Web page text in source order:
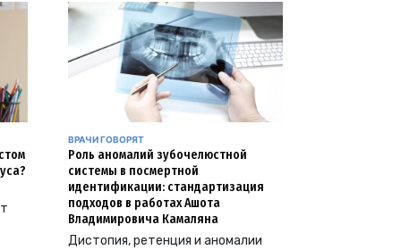
ВРАЧИ ГОВОРЯТ
Роль аномалий зубочелюстной
системы в посмертной
идентификации: стандартизация
подходов в работах Ашота
Владимировича Камаляна
Дистопия, ретенция и аномалии